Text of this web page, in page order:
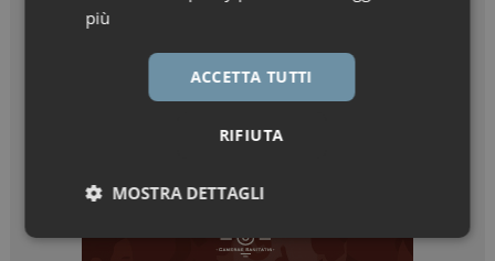
più
ACCETTA TUTTI
RIFIUTA
MOSTRA DETTAGLI
Necessari Marketing